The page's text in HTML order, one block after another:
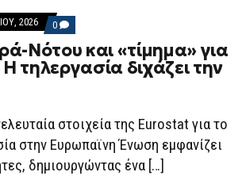
2026 0 COMMENTS
ON
ΧΆΣΜΑ
ΒΟΡΡΆ-
ΝΌΤΟΥ
ΤΟΥΣ
ΝΈΟΥΣ:
Η
ΤΗΛΕΡΓΑΣΊΑ
ΔΙΧΆΖΕΙ
Νότου και «τίμημα» για
τηλεργασία διχάζει την
στοιχεία της Eurostat για το
στην Ευρωπαϊνη Ένωση εμφανίζει
δημιουργώντας ένα […]